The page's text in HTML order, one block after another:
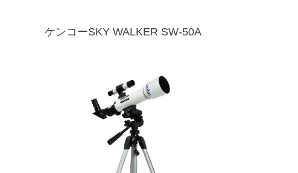
ケンコーSKY WALKER SW-50A